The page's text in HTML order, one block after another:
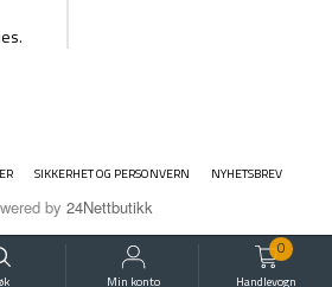
Min konto Handlevogn
0
.
SIKKERHET OG PERSONVERN NYHETSBREV
by 24Nettbutikk